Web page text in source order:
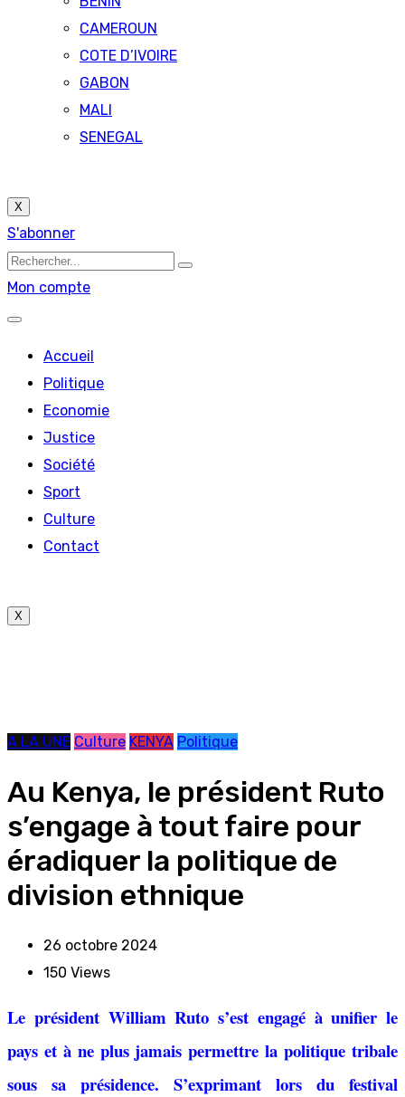
CAMEROUN
COTE D’IVOIRE
GABON
MALI
SENEGAL
X
S'abonner
Mon compte
Accueil
Politique
Economie
Justice
Société
Sport
Culture
Contact
X
A LA UNE Culture KENYA Politique
Au Kenya, le président Ruto
s’engage à tout faire pour
éradiquer la politique de
division ethnique
26 octobre 2024
150 Views
Le président William Ruto s’est engagé à unifier le
pays et à ne plus jamais permettre la politique tribale
sous sa présidence. S’exprimant lors du festival